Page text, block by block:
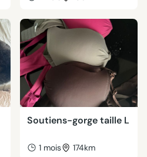
Soutiens-gorge taille L
1 mois 174km